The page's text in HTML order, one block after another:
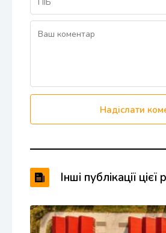
Надіслати
Інші публікації